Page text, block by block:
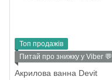
Топ продажів
Питай про знижку у Viber 💬
Акрилова ванна Devit